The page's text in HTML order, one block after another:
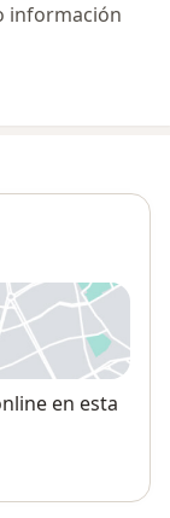
información
nueva
en esta